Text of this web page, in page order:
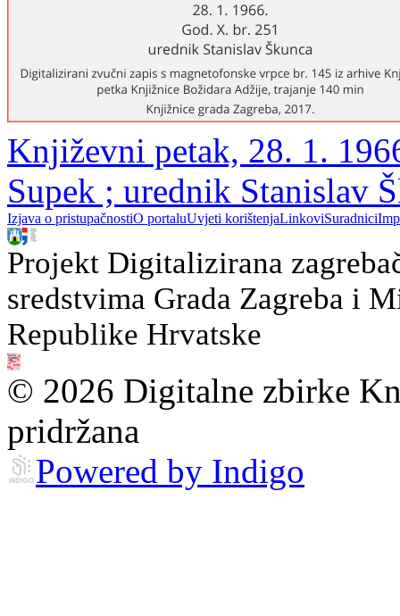
Književni petak, 28. 1.
Supek ; urednik Stanislav
Izjava o pristupačnostiO portaluUvjeti korištenjaLinkoviSuradnici
Projekt Digitalizirana
sredstvima Grada Zagreba i
Republike Hrvatske
© 2026 Digitalne zbirke
pridržana
Powered by Indigo